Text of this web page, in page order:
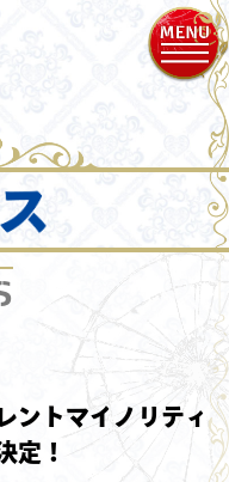
ントマイノリティ
定！